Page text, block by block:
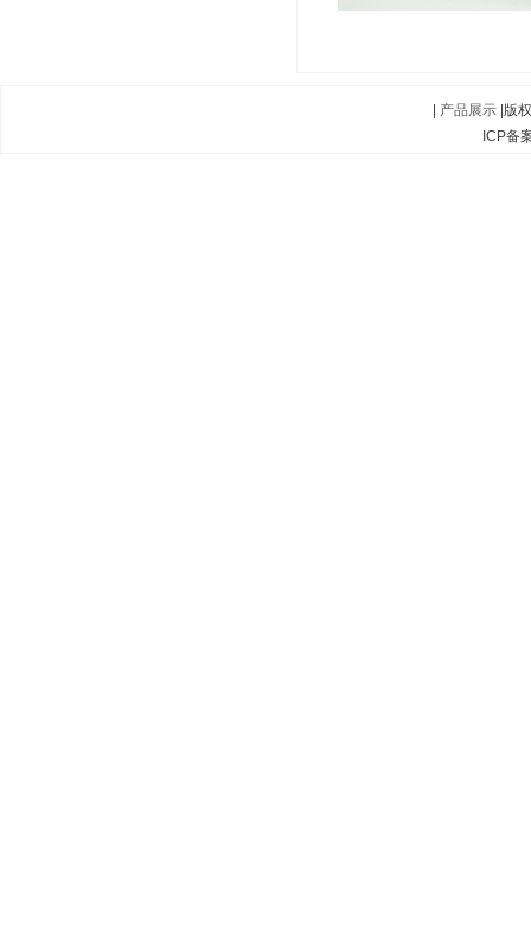
产品展示 |版
ICP备